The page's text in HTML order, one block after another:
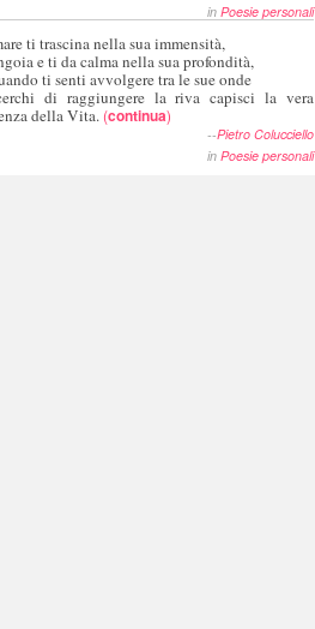
in Poesie personali
ti trascina nella sua immensità,
e ti da calma nella sua profondità,
ti senti avvolgere tra le sue onde
di raggiungere la riva capisci la vera
della Vita. (continua)
--Pietro Colucciello
in Poesie personali